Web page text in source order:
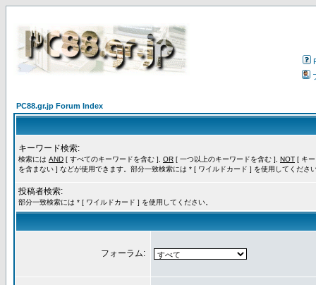
PC88.gr.jp Forum Index
キーワード検索:
検索には AND [ すべてのキーワードを含む ], OR [ 一つ以上のキーワードを含む ], NOT [ キ
を含まない ] などが使用できます。部分一致検索には * [ ワイルドカード ] を使用してくださ
投稿者検索:
部分一致検索には * [ ワイルドカード ] を使用してください。
フォーラム: